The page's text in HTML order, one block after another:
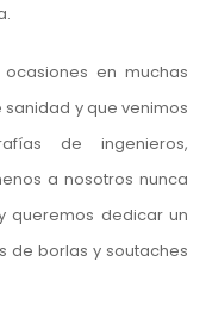
en muchas
y que venimos
de ingenieros,
a nosotros nunca
queremos dedicar un
de borlas y soutaches